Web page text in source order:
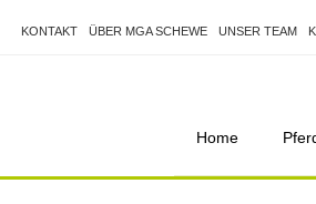
KONTAKT ÜBER MGA SCHEWE UNSER TEAM
Home